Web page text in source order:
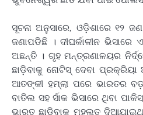
ସୂଚନା ଅନୁସାରେ, ଓଡ଼ିଶାରେ ୧୨
ଜଣାପଡିଛି । ଦୀଘର୍କାଳୀନ ଭିସାରେ
ଅଛନ୍ତି । ଗୃହ ମନ୍ତ୍ରଣାଳୟର
ଛାଡ଼ିବାକୁ ନୋଟିସ୍ ଦେବା
ଆତଙ୍କୀ ହମ୍‌ଲା ପରେ ଭାରତର ବଡ଼
ବାତିଲ ସହ ର୍ସାକ ଭିସାରେ ଥିବା
ଭାରତ ଛାଡ଼ିବାକୁ ମହଲତ୍